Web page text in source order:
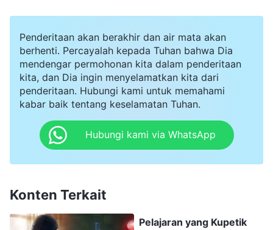
Kalau aku memang harus diberhentikan, ya
sudah, berhentikan saja! Tuntutan tugas seorang
pemimpin terlalu tinggi, dan jelas aku tidak
sanggup memenuhinya!" Setelah kejadian itu,
aku merasa sangat sedih. Saat menenangkan diri
untuk merenungkan diriku, aku sadar bahwa
Chenxi bukan menunjukkan masalahku untuk
Mengapa aku tidak bisa menerimanya? Aku pun
menghampiri hadirat Tuhan dan berdoa, "
Tuhan
Penderitaan akan berakhir dan air mata akan
berhenti. Percayalah kepada Tuhan bahwa Dia
mendengar permohonan kita dalam penderitaan
kita, dan Dia ingin menyelamatkan kita dari
penderitaan. Hubungi kami untuk memahami
kabar baik tentang keselamatan Tuhan.
Hubungi kami via WhatsApp
Konten Terkait
Pelajaran yang Kupetik